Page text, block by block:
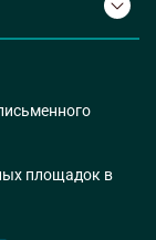
площадок в